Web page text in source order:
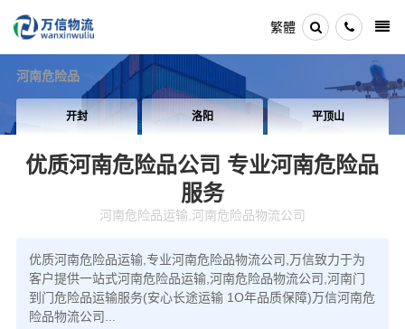
繁體
河南危险品
开封 洛阳 平顶山
优质河南危险品公司 专业河南危险品
服务
河南危险品运输,河南危险品物流公司
优质河南危险品运输,专业河南危险品物流公司,万信致力于为
客户提供一站式河南危险品运输,河南危险品物流公司,河南门
到门危险品运输服务(安心长途运输 1O年品质保障)万信河南危
险品物流公司...